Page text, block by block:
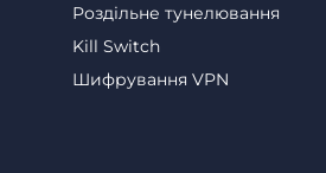
Роздільне тунелювання
Kill Switch
Шифрування VPN